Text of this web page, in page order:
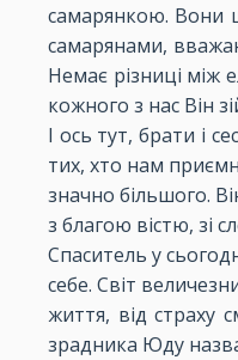
самарянкою. Вони
самарянами,
Немає різниці між
кожного з нас Він
І ось тут, брати і
тих, хто нам
значно більшого.
з благою вістю, зі
Спаситель у
себе. Світ
життя, від страху
зрадника Юду